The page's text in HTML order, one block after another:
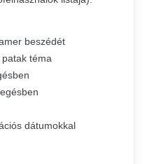
beszédét
téma
dátumokkal